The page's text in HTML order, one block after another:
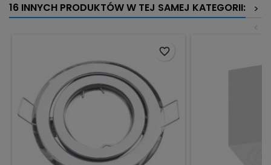
16 INNYCH PRODUKTÓW W TEJ SAMEJ KATEGORII:
>
<
favorite_border